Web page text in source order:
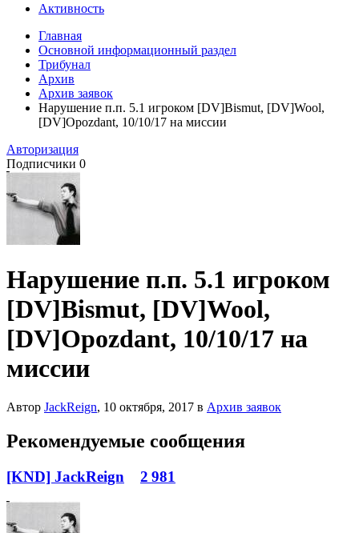
Активность
Главная
Основной информационный раздел
Трибунал
Архив
Архив заявок
Нарушение п.п. 5.1 игроком [DV]Bismut, [DV]Wool,
[DV]Opozdant, 10/10/17 на миссии
Авторизация
Подписчики 0
Нарушение п.п. 5.1 игроком
[DV]Bismut, [DV]Wool,
[DV]Opozdant, 10/10/17 на
миссии
Автор JackReign, 10 октября, 2017 в Архив заявок
Рекомендуемые сообщения
[KND] JackReign 2 981